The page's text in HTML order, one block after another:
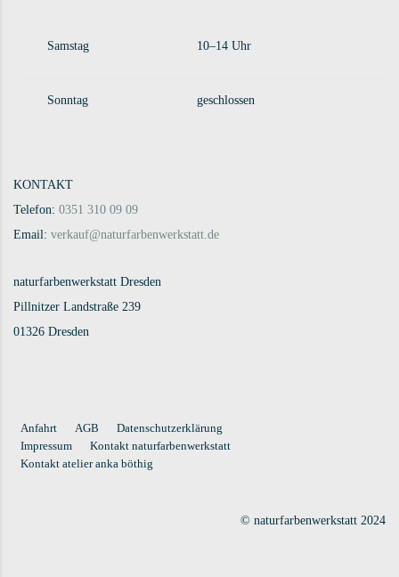
Samstag 10–14 Uhr
Sonntag geschlossen
KONTAKT
Telefon: 0351 310 09 09
Email: verkauf@naturfarbenwerkstatt.de
naturfarbenwerkstatt Dresden
Pillnitzer Landstraße 239
01326 Dresden
Anfahrt AGB
Datenschutzerklärung
Impressum
Kontakt naturfarbenwerkstatt
Kontakt atelier anka böthig
© naturfarbenwerkstatt 2024